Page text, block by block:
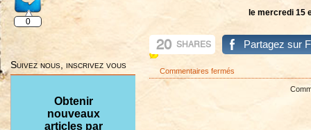
0
Suivez nous, inscrivez vous
Obtenir
nouveaux
articles par
le mercredi 15
20 SHARES Partagez sur
Commentaires fermés